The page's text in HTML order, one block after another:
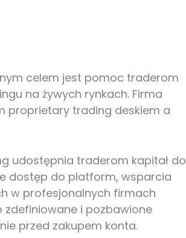
celem jest pomoc traderom
na żywych rynkach. Firma
proprietary trading deskiem a
udostępnia traderom kapitał do
dostęp do platform, wsparcia
w profesjonalnych firmach
zdefiniowane i pozbawione
przed zakupem konta.